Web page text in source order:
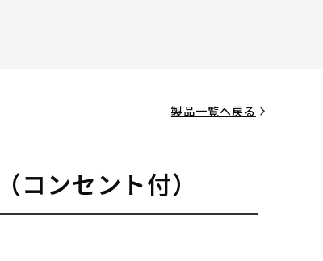
製品一覧へ戻る
コンセント付）